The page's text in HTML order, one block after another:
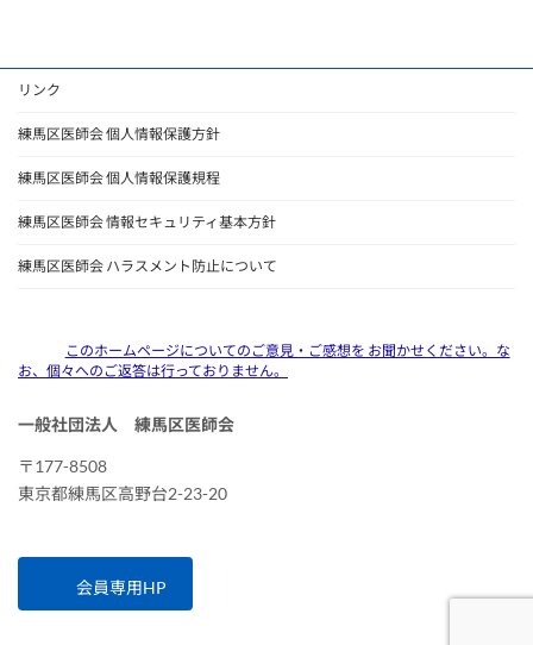
リンク
練馬区医師会 個人情報保護方針
練馬区医師会 個人情報保護規程
練馬区医師会 情報セキュリティ基本方針
練馬区医師会 ハラスメント防止について
このホームページについてのご意見・ご感想を お聞かせください。な
お、個々へのご返答は行っておりません。
一般社団法人 練馬区医師会
〒177-8508
東京都練馬区高野台2-23-20
会員専用HP